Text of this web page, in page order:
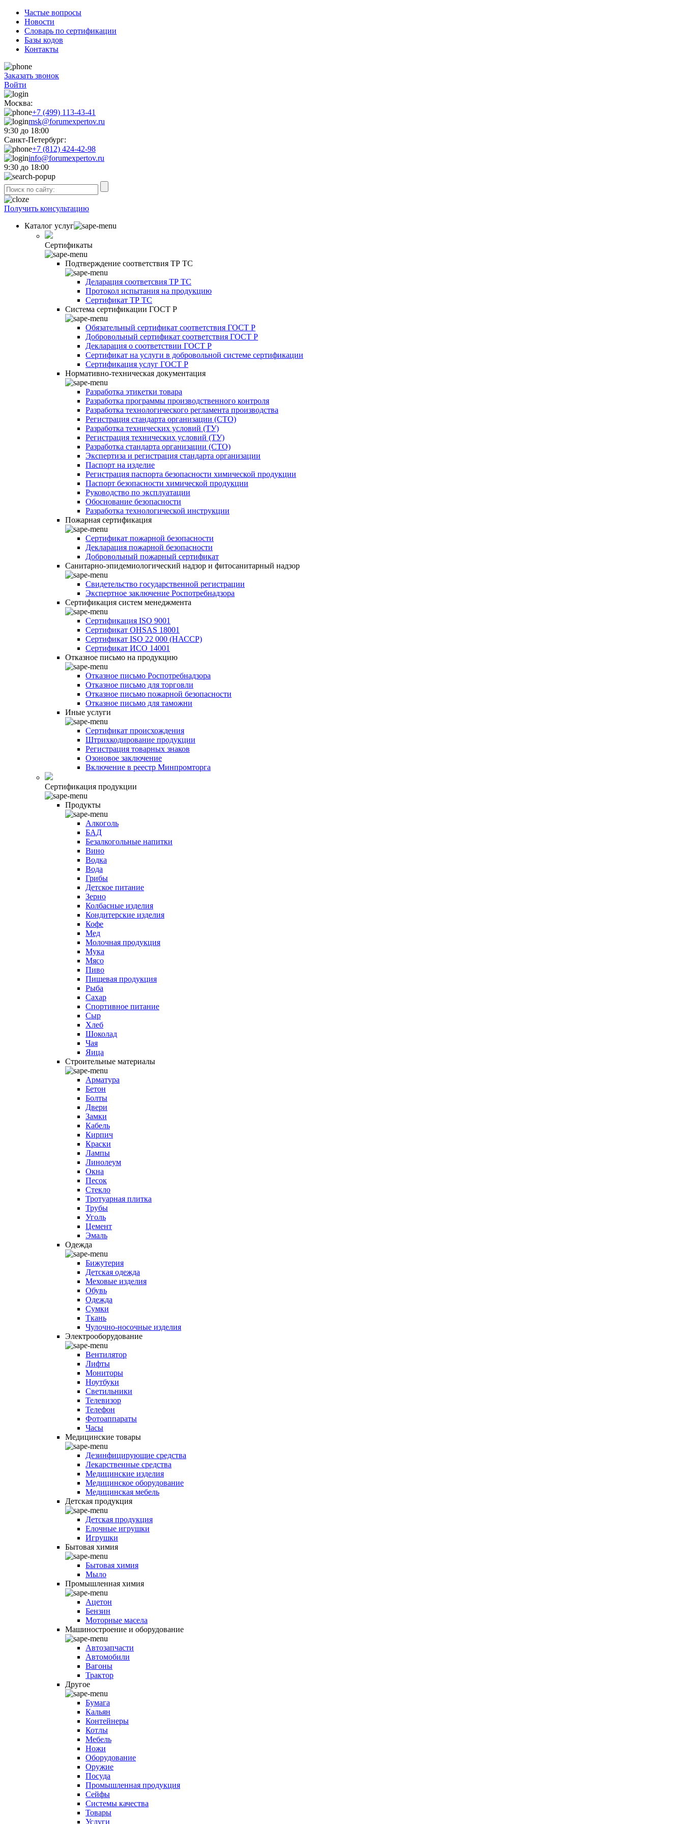
Частые вопросы
Новости
Словарь по сертификации
Базы кодов
Контакты
Заказать звонок
Войти
Москва:
+7 (499) 113-43-41
msk@forumexpertov.ru
9:30 до 18:00
Санкт-Петербург:
+7 (812) 424-42-98
info@forumexpertov.ru
9:30 до 18:00
Получить консультацию
Каталог услуг
Сертификаты
Подтверждение соответствия ТР ТС
Деларация соответсвия ТР ТС
Протокол испытания на продукцию
Сертификат ТР ТС
Система сертификации ГОСТ Р
Обязательный сертификат соответствия ГОСТ Р
Добровольный сертификат соответствия ГОСТ Р
Декларация о соответствии ГОСТ Р
Сертификат на услуги в добровольной системе сертификации
Сертификация услуг ГОСТ Р
Нормативно-техническая документация
Разработка этикетки товара
Разработка программы производственного контроля
Разработка технологического регламента производства
Регистрация стандарта организации (СТО)
Разработка технических условий (ТУ)
Регистрация технических условий (ТУ)
Разработка стандарта организации (СТО)
Экспертиза и регистрация стандарта организации
Паспорт на изделие
Регистрация паспорта безопасности химической продукции
Паспорт безопасности химической продукции
Руководство по эксплуатации
Обоснование безопасности
Разработка технологической инструкции
Пожарная сертификация
Сертификат пожарной безопасности
Декларация пожарной безопасности
Добровольный пожарный сертификат
Санитарно-эпидемиологический надзор и фитосанитарный надзор
Свидетельство государственной регистрации
Экспертное заключение Роспотребнадзора
Сертификация систем менеджмента
Сертификация ISO 9001
Сертификат OHSAS 18001
Сертификат ISO 22 000 (НАССР)
Сертификат ИСО 14001
Отказное письмо на продукцию
Отказное письмо Роспотребнадзора
Отказное письмо для торговли
Отказное письмо пожарной безопасности
Отказное письмо для таможни
Иные услуги
Сертификат происхождения
Штрихкодирование продукции
Регистрация товарных знаков
Озоновое заключение
Включение в реестр Минпромторга
Сертификация продукции
Продукты
Алкоголь
БАД
Безалкогольные напитки
Вино
Водка
Вода
Грибы
Детское питание
Зерно
Колбасные изделия
Кондитерские изделия
Кофе
Мед
Молочная продукция
Мука
Мясо
Пиво
Пищевая продукция
Рыба
Сахар
Спортивное питание
Сыр
Хлеб
Шоколад
Чая
Яица
Строительные материалы
Арматура
Бетон
Болты
Двери
Замки
Кабель
Кирпич
Краски
Лампы
Линолеум
Окна
Песок
Стекло
Тротуарная плитка
Трубы
Уголь
Цемент
Эмаль
Одежда
Бижутерия
Детская одежда
Меховые изделия
Обувь
Одежда
Сумки
Ткань
Чулочно-носочные изделия
Электрооборудование
Вентилятор
Лифты
Мониторы
Ноутбуки
Светильники
Телевизор
Телефон
Фотоаппараты
Часы
Медицинские товары
Дезинфицирующие средства
Лекарственные средства
Медицинские изделия
Медицинское оборудование
Медицинская мебель
Детская продукция
Детская продукция
Елочные игрушки
Игрушки
Бытовая химия
Бытовая химия
Мыло
Промышленная химия
Ацетон
Бензин
Моторные масела
Машиностроение и оборудование
Автозапчасти
Автомобили
Вагоны
Трактор
Другое
Бумага
Кальян
Контейнеры
Котлы
Мебель
Ножи
Оборудование
Оружие
Посуда
Промышленная продукция
Сейфы
Системы качества
Товары
Услуги